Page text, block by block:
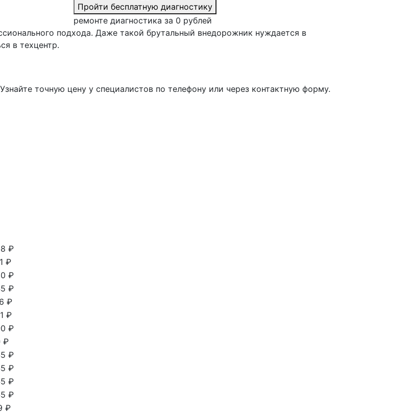
Пройти бесплатную диагностику
ремонте диагностика за 0 рублей
подхода. Даже такой брутальный внедорожник нуждается в
в техцентр.
точную цену у специалистов по телефону или через контактную форму.
₽
₽
₽
₽
₽
₽
₽
₽
₽
₽
₽
₽
₽